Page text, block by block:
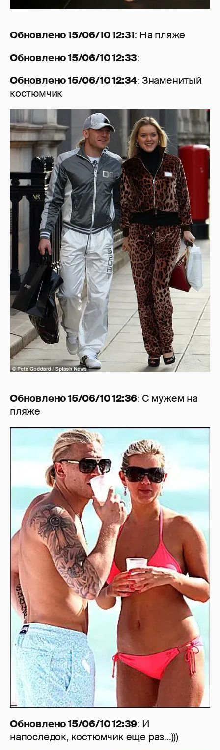
Обновлено 15/06/10 12:31: На пляже
Обновлено 15/06/10 12:33:
Обновлено 15/06/10 12:34: Знаменитый
костюмчик
Обновлено 15/06/10 12:36: С мужем на
пляже
Обновлено 15/06/10 12:39: И
напоследок, костюмчик еще раз...)))